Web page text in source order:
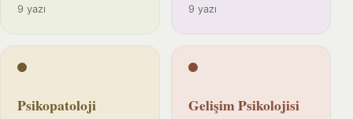
9 yazı 9 yazı
Psikopatoloji Gelişim Psikolojisi